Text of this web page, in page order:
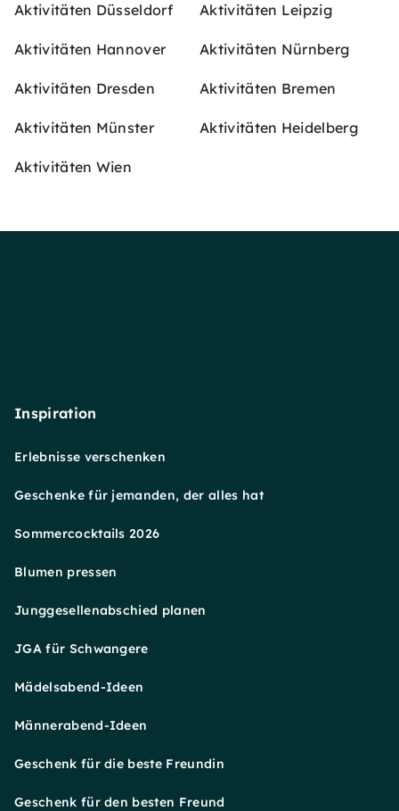
Aktivitäten Düsseldorf Aktivitäten Leipzig
Aktivitäten Hannover Aktivitäten Nürnberg
Aktivitäten Dresden Aktivitäten Bremen
Aktivitäten Münster Aktivitäten Heidelberg
Aktivitäten Wien
Inspiration
Erlebnisse verschenken
Geschenke für jemanden, der alles hat
Sommercocktails 2026
Blumen pressen
Junggesellenabschied planen
JGA für Schwangere
Mädelsabend-Ideen
Männerabend-Ideen
Geschenk für die beste Freundin
Geschenk für den besten Freund